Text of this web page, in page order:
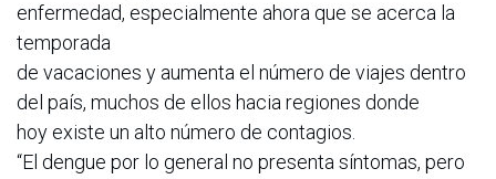
enfermedad, especialmente ahora que se acerca la
temporada
de vacaciones y aumenta el número de viajes dentro
del país, muchos de ellos hacia regiones donde
hoy existe un alto número de contagios.
“El dengue por lo general no presenta síntomas, pero